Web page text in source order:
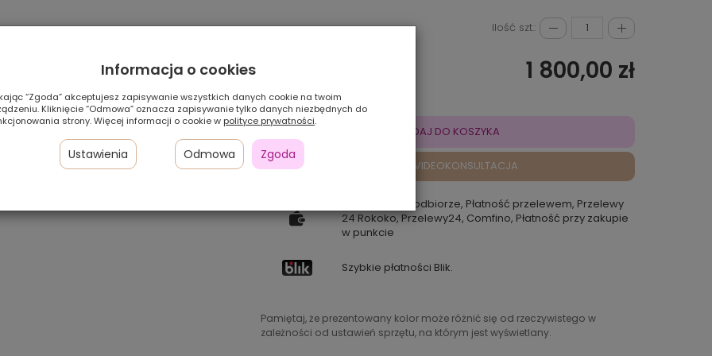
Ilość szt.:
1 800,00 zł
DODAJ DO KOSZYKA
VIDEOKONSULTACJA
Płatność przy odbiorze, Płatność przelewem, Przelewy
24 Rokoko, Przelewy24, Comfino, Płatność przy zakupie
w punkcie
Szybkie płatności Blik.
Pamiętaj, że prezentowany kolor może różnić się od rzeczywistego w
zależności od ustawień sprzętu, na którym jest wyświetlany.
Informacja o cookies
“Zgoda” akceptujesz zapisywanie wszystkich danych cookie na twoim
Kliknięcie “Odmowa” oznacza zapisywanie tylko danych niezbędnych do
strony. Więcej informacji o cookie w polityce prywatności.
Ustawienia Odmowa Zgoda